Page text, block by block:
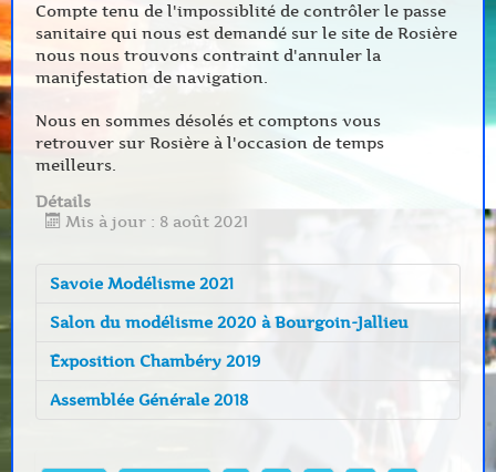
Compte tenu de l'impossiblité de contrôler le passe
sanitaire qui nous est demandé sur le site de Rosière
nous nous trouvons contraint d'annuler la
manifestation de navigation.
Nous en sommes désolés et comptons vous
retrouver sur Rosière à l'occasion de temps
meilleurs.
Détails
Mis à jour : 8 août 2021
Savoie Modélisme 2021
Salon du modélisme 2020 à Bourgoin-Jallieu
Exposition Chambéry 2019
Assemblée Générale 2018